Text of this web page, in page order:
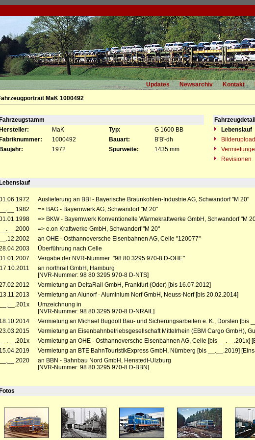
Updates Newsarchiv Kontakt
MaK 1000492
Fahrzeugstamm
Hersteller:
MaK Typ: G 1600 BB
Lebenslauf
Fabriknummer:
1000492 Bauart: B'B'-dh
Bilderupload
Baujahr:
1972 Spurweite: 1435 mm
Revisionen
Lebenslauf
Auslieferung an BBI - Bayerische Braunkohlen-Industrie AG, Schwandorf "M 20"
__.__.1982
=> BAG - Bayernwerk AG, Schwandorf "M 20"
=> BKW - Bayernwerk Konventionelle Wärmekraftwerke GmbH, Schwandorf "M
__.__.2000
=> e.on Kraftwerke GmbH, Schwandorf "M 20"
__.12.2002
an OHE - Osthannoversche Eisenbahnen AG, Celle "120077"
Überführung nach Celle
Vergabe der NVR-Nummer "98 80 3295 970-8 D-OHE"
17.10.2011
an northrail GmbH, Hamburg
[NVR-Nummer: 98 80 3295 970-8 D-NTS]
Vermietung an DeltaRail GmbH, Frankfurt (Oder) [bis 16.07.2012]
13.11.2013
Vermietung an Alunorf - Aluminium Norf GmbH, Neuss-Norf [bis 20.02.2014]
__.__.201x
Umzeichnung in
[NVR-Nummer: 98 80 3295 970-8 D-NRAIL]
18.10.2014
Vermietung an Michael Bugdoll Bau- und Sicherungsarbeiten e. K., Dorsten [bis
Vermietung an Eisenbahnbetriebsgesellschaft Mittelrhein (EBM Cargo GmbH),
__.__.201x
Vermietung an OHE - Osthannoversche Eisenbahnen AG, Celle [bis __.__.201x]
15.04.2019
Vermietung an BTE BahnTouristikExpress GmbH, Nürnberg [bis __.__.2019]
__.__.2020
an BBN - Bahnbau Nord GmbH, Henstedt-Ulzburg
[NVR-Nummer: 98 80 3295 970-8 D-BBN]
Fotos